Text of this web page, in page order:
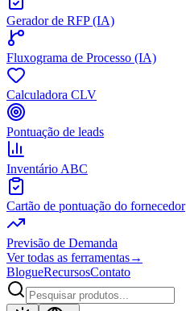
Gerador de RFP (IA)
Fluxograma de Processo (IA)
Calculadora CLV
Pontuação de leads
Inventário ABC
Cartão de pontuação do fornecedor
Previsão de Demanda
Ver todas as ferramentas→
BlogueRecursosContato